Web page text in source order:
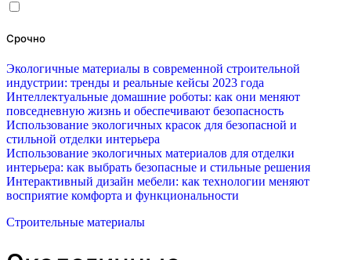
Срочно
Экологичные материалы в современной строительной
индустрии: тренды и реальные кейсы 2023 года
Интеллектуальные домашние роботы: как они меняют
повседневную жизнь и обеспечивают безопасность
Использование экологичных красок для безопасной и
стильной отделки интерьера
Использование экологичных материалов для отделки
интерьера: как выбрать безопасные и стильные решения
Интерактивный дизайн мебели: как технологии меняют
восприятие комфорта и функциональности
Строительные материалы